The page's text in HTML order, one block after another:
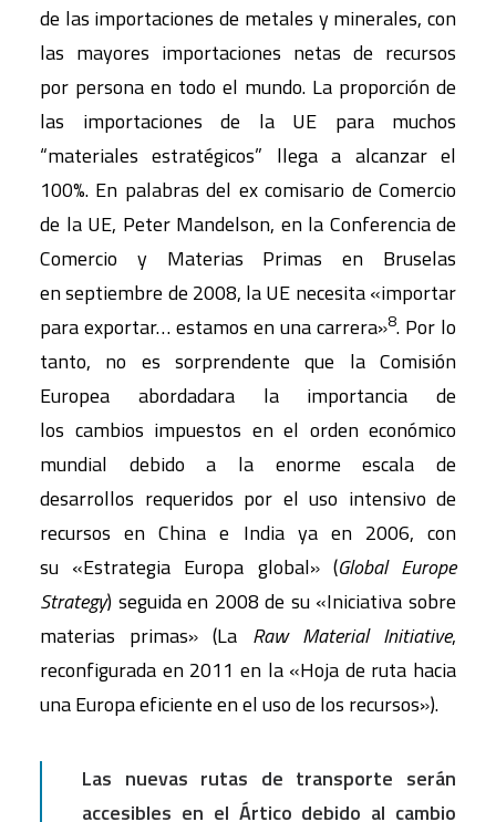
de las importaciones de metales y minerales, con
las mayores importaciones netas de recursos
por persona en todo el mundo. La proporción de
las importaciones de la UE para muchos
“materiales estratégicos” llega a alcanzar el
100%. En palabras del ex comisario de Comercio
de la UE, Peter Mandelson, en la Conferencia de
Comercio y Materias Primas en Bruselas
en septiembre de 2008, la UE necesita «importar
para exportar… estamos en una carrera»8. Por lo
tanto, no es sorprendente que la Comisión
Europea abordadara la importancia de
los cambios impuestos en el orden económico
mundial debido a la enorme escala de
desarrollos requeridos por el uso intensivo de
recursos en China e India ya en 2006, con
su «Estrategia Europa global» (Global Europe
Strategy) seguida en 2008 de su «Iniciativa sobre
materias primas» (La Raw Material Initiative,
reconfigurada en 2011 en la «Hoja de ruta hacia
una Europa eficiente en el uso de los recursos»).
Las nuevas rutas de transporte serán
accesibles en el Ártico debido al cambio